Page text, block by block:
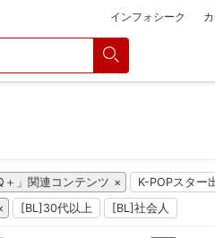
インフォシーク
＋」関連コンテンツ K-POPスター
[BL]30代以上 [BL]社会人